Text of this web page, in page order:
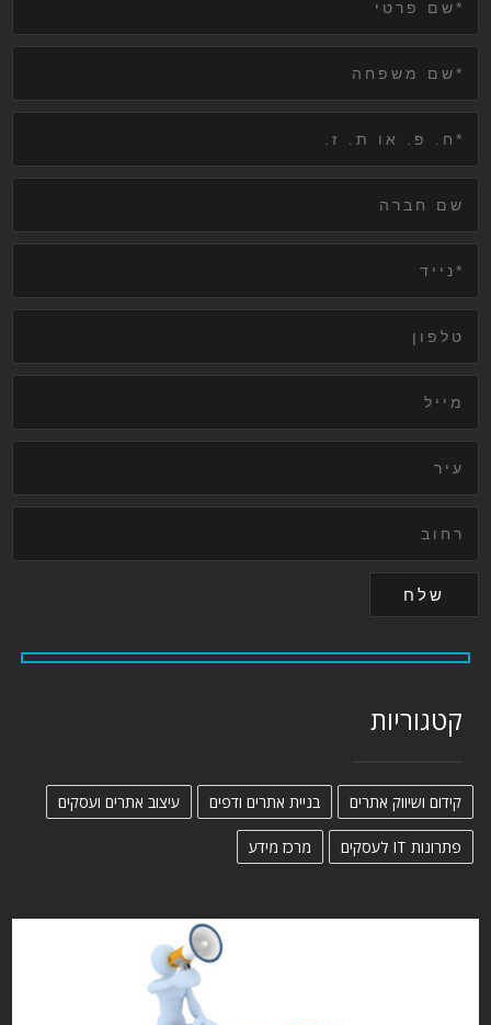
קטגוריות
קידום ושיווק אתרים בניית אתרים ודפים עיצוב אתרים ועסקים
פתרונות IT לעסקים מרכז מידע